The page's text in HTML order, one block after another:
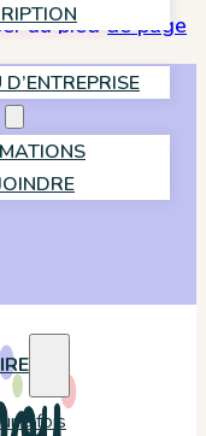
au pied de page
fois